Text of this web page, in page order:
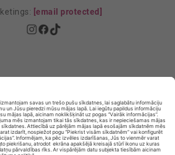
[email protected]
Privātuma Iestatījumi
lietošanas noteikumi